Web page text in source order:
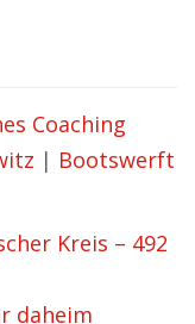
Coaching
| Bootswerft
Kreis – 492
daheim